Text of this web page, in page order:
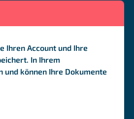
Ihren Account und Ihre
In Ihrem
und können Ihre Dokumente